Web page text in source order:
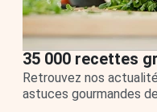
35 000 recettes
Retrouvez nos
astuces gourmandes